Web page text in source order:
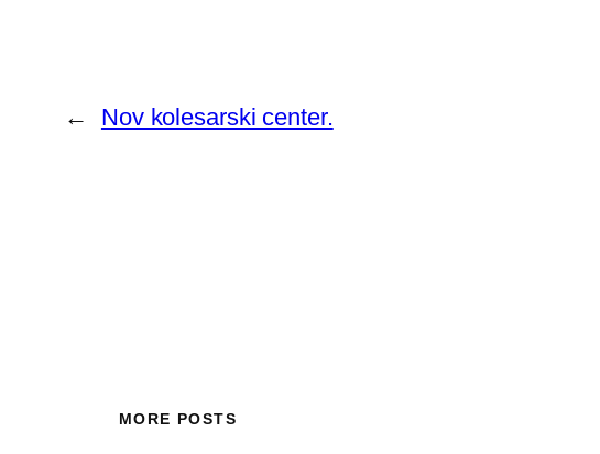
← Nov kolesarski center.
MORE POSTS